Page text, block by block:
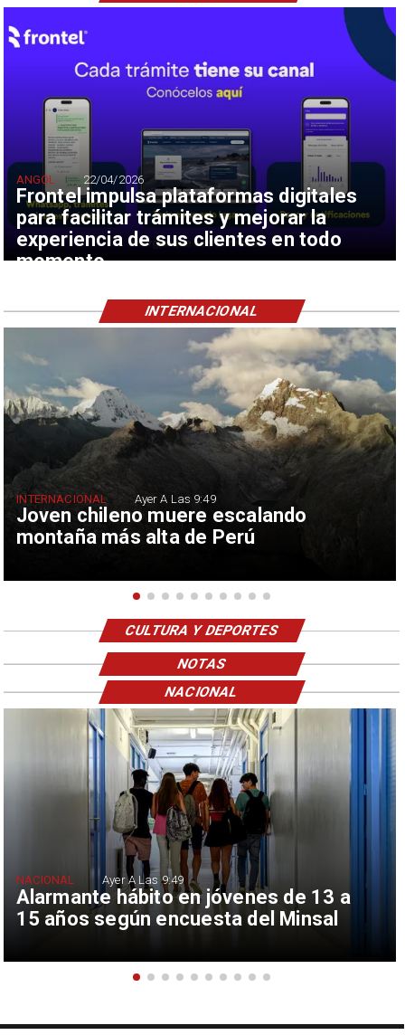
Frontel impulsa plataformas digitales
para facilitar trámites y mejorar la
experiencia de sus clientes en todo
momento
ANGOL 22/04/2026
Joven chileno muere escalando
montaña más alta de Perú
INTERNACIONAL Ayer A Las 9:49
INTERNACIONAL
CULTURA Y DEPORTES
NOTAS
Alarmante hábito en jóvenes de 13 a
15 años según encuesta del Minsal
NACIONAL Ayer A Las 9:49
NACIONAL